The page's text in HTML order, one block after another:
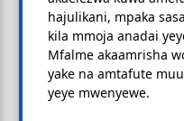
hajulikani, mpaka
kila mmoja anadai
Mfalme akaamrisha
yake na amtafute
yeye mwenyewe.